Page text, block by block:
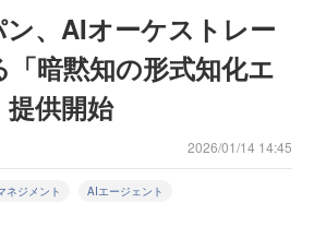
、AIオーケストレー
暗黙知の形式知化エ
供開始
2026/01/14 14:45
ネジメント AIエージェント